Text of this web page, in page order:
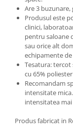
Are 3
Produsul este
clinici,
pentru saloane
sau orice alt
echipamente
Tesatura:
cu 65%
Recomandam
intensitate
intensitatea
Produs fabricat in